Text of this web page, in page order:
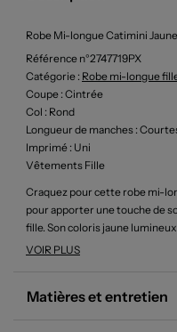
Robe Mi-longue Catimini
Référence n°2747719PX
Catégorie : Robe mi-longue
Coupe : Cintrée
Col : Rond
Longueur de manches :
Imprimé : Uni
Vêtements Fille
Craquez pour cette robe mi-
pour apporter une touche de
fille. Son coloris jaune
immédiatement le sourire,
rapport qualité-prix
VOIR PLUS
Matières et entretien